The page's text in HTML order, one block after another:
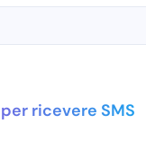
ricevere SMS